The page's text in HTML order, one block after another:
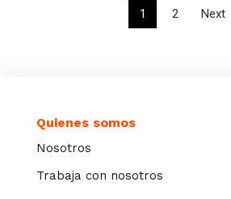
1 2 Next
Quienes somos
Nosotros
Trabaja con nosotros